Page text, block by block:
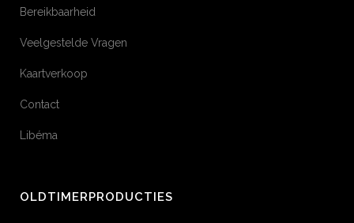
Bereikbaarheid
Veelgestelde Vragen
Kaartverkoop
Contact
Libéma
OLDTIMERPRODUCTIES